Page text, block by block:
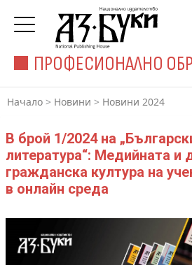
ПРОФЕСИОНАЛНО
Начало > Новини > Новини 2024
В брой 1/2024 на
литература“: Медийната и
гражданска култура на
в онлайн среда